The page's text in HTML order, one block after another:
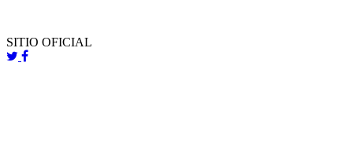
SITIO OFICIAL